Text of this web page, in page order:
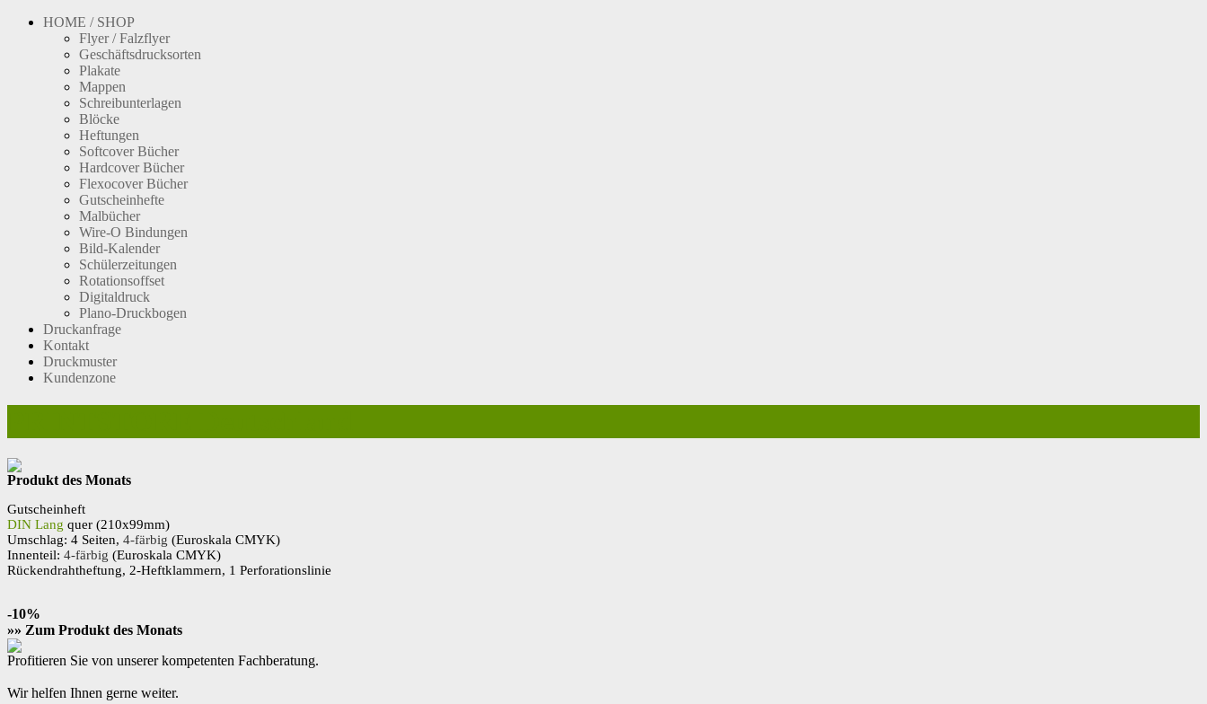
HOME / SHOP
Flyer / Falzflyer
Geschäftsdrucksorten
Plakate
Mappen
Schreibunterlagen
Blöcke
Heftungen
Softcover Bücher
Hardcover Bücher
Flexocover Bücher
Gutscheinhefte
Malbücher
Wire-O Bindungen
Bild-Kalender
Schülerzeitungen
Rotationsoffset
Digitaldruck
Plano-Druckbogen
Druckanfrage
Kontakt
Druckmuster
Kundenzone
Produkt des Monats
Gutscheinheft
DIN Lang quer (210x99mm)
Umschlag: 4 Seiten, 4-färbig (Euroskala CMYK)
Innenteil: 4-färbig (Euroskala CMYK)
Rückendrahtheftung, 2-Heftklammern, 1 Perforationslinie
-10%
»» Zum Produkt des Monats
Profitieren Sie von unserer kompetenten Fachberatung.
Wir helfen Ihnen gerne weiter.